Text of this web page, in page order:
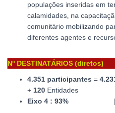
populações inseridas em
calamidades, na
comunitário mobilizando
diferentes agentes e
Nº DESTINATÁRIOS (diretos)
4.351 participantes =
+ 120 Entidades
Eixo 4 : 93% |